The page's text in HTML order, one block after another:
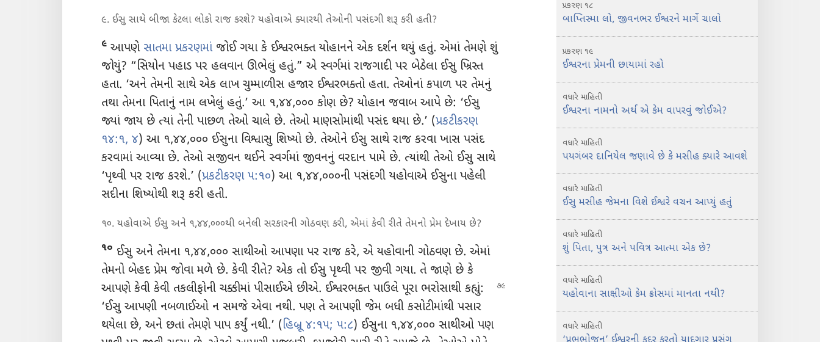
૯. ઈસુ સાથે બીજા કેટલા લોકો રાજ કરશે? યહોવાએ ક્યારથી તેઓની પસંદગી શરૂ કરી હતી?
૯ આપણે સાતમા પ્રકરણમાંજોઈ ગયા કે ઈશ્વરભક્ત યોહાનને એક દર્શન થયું હતું. એમાં તેમણે શું
જોયું? “સિયોન પહાડ પર હલવાન ઊભેલું હતું.” એ સ્વર્ગમાં રાજગાદી પર બેઠેલા ઈસુ ખ્રિસ્ત
હતા. ‘અને તેમની સાથે એક લાખ ચુમ્માળીસ હજાર ઈશ્વરભક્તો હતા. તેઓનાં કપાળ પર તેમનું
તથા તેમના પિતાનું નામ લખેલું હતું.’ આ ૧,૪૪,૦૦૦ કોણ છે? યોહાન જવાબ આપે છે: ‘ઈસુ
જ્યાં જાય છે ત્યાં તેની પાછળ તેઓ ચાલે છે. તેઓ માણસોમાંથી પસંદ થયા છે.’ (પ્રકટીકરણ
૧૪:૧, ૪) આ ૧,૪૪,૦૦૦ ઈસુના વિશ્વાસુ શિષ્યો છે. તેઓને ઈસુ સાથે રાજ કરવા ખાસ પસંદ
કરવામાં આવ્યા છે. તેઓ સજીવન થઈને સ્વર્ગમાં જીવનનું વરદાન પામે છે. ત્યાંથી તેઓ ઈસુ સાથે
‘પૃથ્વી પર રાજ કરશે.’ (પ્રકટીકરણ ૫:૧૦) આ ૧,૪૪,૦૦૦ની પસંદગી યહોવાએ ઈસુના પહેલી
સદીના શિષ્યોથી શરૂ કરી હતી.
૧૦. યહોવાએ ઈસુ અને ૧,૪૪,૦૦૦થી બનેલી સરકારની ગોઠવણ કરી, એમાં કેવી રીતે તેમનો પ્રેમ દેખાય છે?
૧૦ ઈસુ અને તેમના ૧,૪૪,૦૦૦ સાથીઓ આપણા પર રાજ કરે, એ યહોવાની ગોઠવણ છે. એમાં
તેમનો બેહદ પ્રેમ જોવા મળે છે. કેવી રીતે? એક તો ઈસુ પૃથ્વી પર જીવી ગયા. તે જાણે છે કે
આપણે કેવી કેવી તકલીફોની ચક્કીમાં પીસાઈએ છીએ. ઈશ્વરભક્ત પાઉલે પૂરા ભરોસાથી કહ્યું:
‘ઈસુ આપણી નબળાઈઓ ન સમજે એવા નથી. પણ તે આપણી જેમ બધી કસોટીમાંથી પસાર
થયેલા છે, અને છતાં તેમણે પાપ કર્યું નથી.’ (હિબ્રૂ ૪:૧૫; ૫:૮) ઈસુના ૧,૪૪,૦૦૦ સાથીઓ પણ
પ્રકરણ ૧૮
બાપ્તિસ્મા લો, જીવનભર ઈશ્વરને માર્ગે ચાલો
પ્રકરણ ૧૯
ઈશ્વરના પ્રેમની છાયામાં રહો
વધારે માહિતી
ઈશ્વરના નામનો અર્થ એ કેમ વાપરવું જોઈએ?
વધારે માહિતી
પયગંબર દાનિયેલ જણાવે છે કે મસીહ ક્યારે આવશે
વધારે માહિતી
ઈસુ મસીહ જેમના વિશે ઈશ્વરે વચન આપ્યું હતું
વધારે માહિતી
શું પિતા, પુત્ર અને પવિત્ર આત્મા એક છે?
વધારે માહિતી
યહોવાના સાક્ષીઓ કેમ ક્રોસમાં માનતા નથી?
વધારે માહિતી